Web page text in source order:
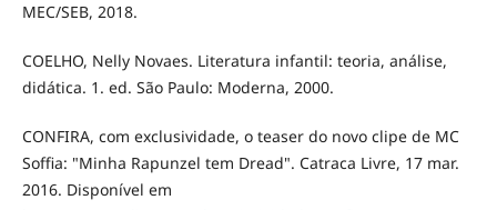
MEC/SEB, 2018.
COELHO, Nelly Novaes. Literatura infantil: teoria, análise,
didática. 1. ed. São Paulo: Moderna, 2000.
CONFIRA, com exclusividade, o teaser do novo clipe de MC
Soffia: "Minha Rapunzel tem Dread". Catraca Livre, 17 mar.
2016. Disponível em